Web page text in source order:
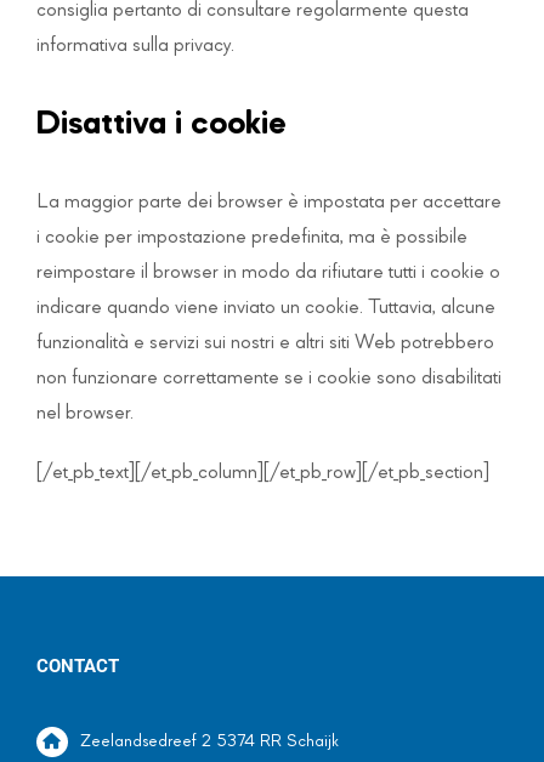
consiglia pertanto di consultare regolarmente questa
informativa sulla privacy.
Disattiva i cookie
La maggior parte dei browser è impostata per accettare
i cookie per impostazione predefinita, ma è possibile
reimpostare il browser in modo da rifiutare tutti i cookie o
indicare quando viene inviato un cookie. Tuttavia, alcune
funzionalità e servizi sui nostri e altri siti Web potrebbero
non funzionare correttamente se i cookie sono disabilitati
nel browser.
[/et_pb_text][/et_pb_column][/et_pb_row][/et_pb_section]
CONTACT
Zeelandsedreef 2 5374 RR Schaijk